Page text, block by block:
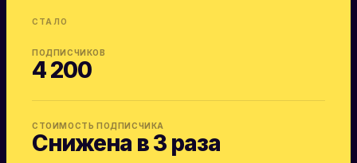
СТАЛО
ПОДПИСЧИКОВ
4 200
СТОИМОСТЬ ПОДПИСЧИКА
Снижена в 3 раза